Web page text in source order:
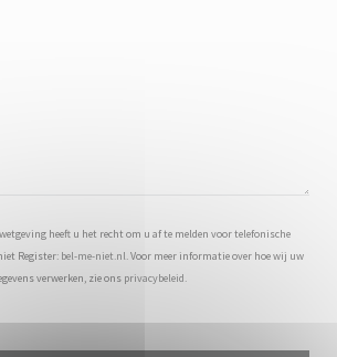
heeft u het recht om u af te melden voor telefonische
Register: bel-me-niet.nl. Voor meer informatie over hoe wij uw
verwerken, zie ons privacybeleid.